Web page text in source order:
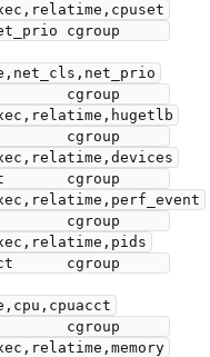
cgroup
cgroup
cgroup
cgroup
cgroup
cgroup
cgroup